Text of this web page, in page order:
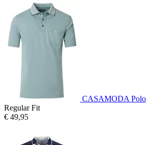
CASAMODA Polo
Regular Fit
€ 49,95